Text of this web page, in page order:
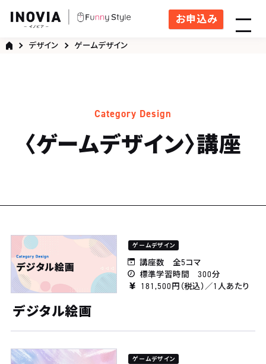
お申込み
デザイン ゲームデザイン
Category Design
〈ゲームデザイン〉講座
ゲームデザイン
講座数 全5コマ
標準学習時間 300分
181,500円（税込）／1人あたり
デジタル絵画
ゲームデザイン